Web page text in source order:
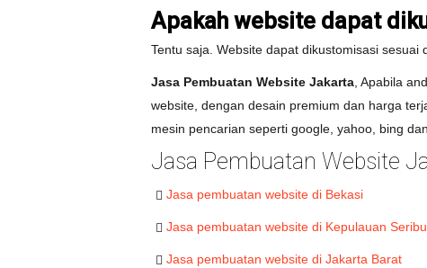
Apakah website dapat
Tentu saja. Website dapat dikustomisasi
Jasa Pembuatan Website Jakarta, Apabila
website, dengan desain premium dan harga
mesin pencarian seperti google, yahoo, bing
Jasa Pembuatan Website
Jasa pembuatan website di Bekasi
Jasa pembuatan website di Kepulauan Seribu
Jasa pembuatan website di Jakarta Barat